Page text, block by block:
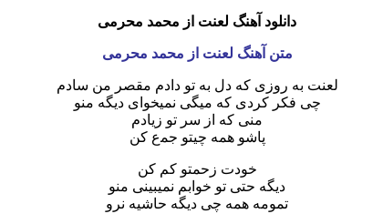
دانلود آهنگ لعنت از محمد محرمی
متن آهنگ لعنت از محمد محرمی
ﻟﻌﻨﺖ ﺑﻪ روزی ﻛﻪ دل ﺑﻪ ﺗﻮ دادم ﻣﻘﺼﺮ ﻣﻦ ﺳﺎدم
ﭼﻰ ﻓﻜﺮ ﻛﺮدی ﻛﻪ ﻣﻴﮕﻰ ﻧﻤﻴﺨﻮای دﻳﮕﻪ ﻣﻨﻮ
ﻣﻨﻰ ﻛﻪ از ﺳﺮ ﺗﻮ زﻳﺎدم
ﭘﺎﺷﻮ ﻫﻤﻪ ﭼﻴﺘﻮ ﺟﻤع ﻛﻦ
ﺧﻮدت زﺣﻤﺘﻮ ﻛﻢ ﻛﻦ
دﻳﮕﻪ ﺣﺘﻰ ﺗﻮ ﺧﻮاﺑﻢ ﻧﻤﻴﺒﻴﻨﻰ ﻣﻨﻮ
ﺗﻤﻮﻣﻪ ﻫﻤﻪ ﭼﻰ دﻳﮕﻪ ﺣﺎﺷﻴﻪ ﻧﺮو